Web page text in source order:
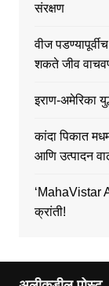
संरक्षण
वीज
शकते जीव
इराण-अमेरिका
कांदा पिकात
आणि उत्पादन
‘MahaVistar
क्रांती!